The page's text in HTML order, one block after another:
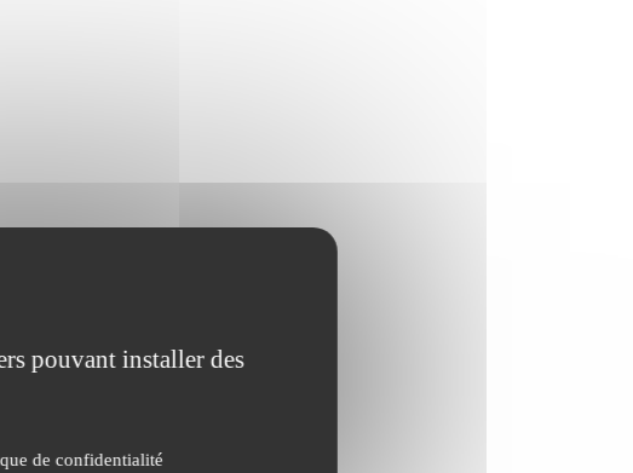
pouvant installer des
de confidentialité